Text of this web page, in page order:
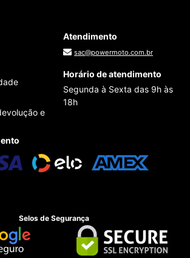
e
Atendimento
sac@powermoto.com.br
Horário de atendimento
Segunda à Sexta das 9h às
18h
Selos de Segurança